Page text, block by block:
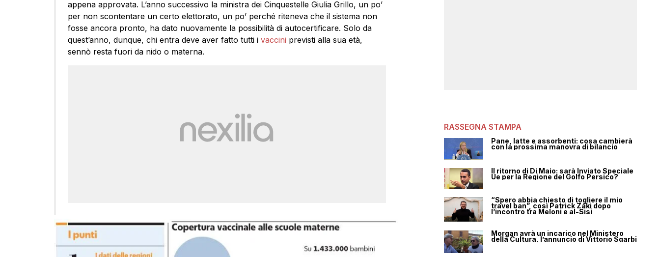
appena approvata. L’anno successivo la ministra dei Cinquestelle Giulia Grillo, un po’
per non scontentare un certo elettorato, un po’ perché riteneva che il sistema non
fosse ancora pronto, ha dato nuovamente la possibilità di autocertificare. Solo da
quest’anno, dunque, chi entra deve aver fatto tutti i vaccini previsti alla sua età,
sennò resta fuori da nido o materna.
RASSEGNA STAMPA
Pane, latte e assorbenti: cosa cambierà
con la prossima manovra di bilancio
Il ritorno di Di Maio: sarà Inviato Speciale
Ue per la Regione del Golfo Persico?
“Spero abbia chiesto di togliere il mio
travel ban”, così Patrick Zaki dopo
l’incontro tra Meloni e al-Sisi
Morgan avrà un incarico nel Ministero
della Cultura, l’annuncio di Vittorio Sgarbi